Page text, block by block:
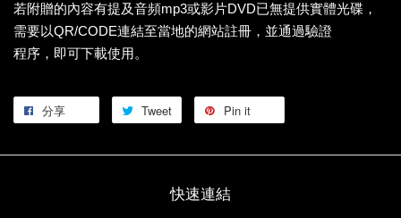
若附贈的內容有提及音頻mp3或影片DVD已無提供實體光碟，
需要以QR/CODE連結至當地的網站註冊，並通過驗證
程序，即可下載使用。
分享 Tweet Pin it
快速連結